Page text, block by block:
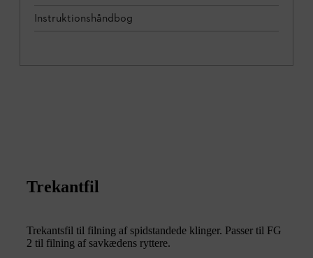
Instruktionshåndbog
Trekantfil
Trekantsfil til filning af spidstandede klinger. Passer til FG
2 til filning af savkædens ryttere.